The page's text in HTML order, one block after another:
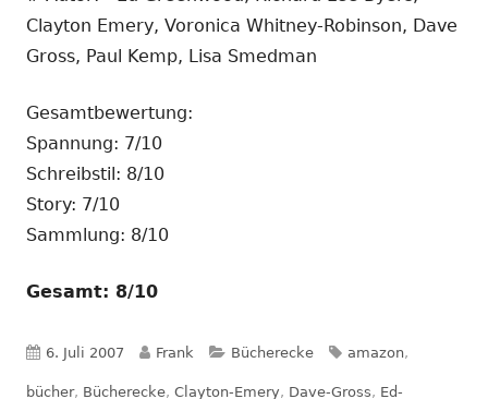
Clayton Emery, Voronica Whitney-Robinson, Dave
Gross, Paul Kemp, Lisa Smedman
Gesamtbewertung:
Spannung: 7/10
Schreibstil: 8/10
Story: 7/10
Sammlung: 8/10
Gesamt: 8/10
Veröffentlicht
am
6. Juli 2007 Autor
Frank Kategorien
Bücherecke Schlagwörter
amazon,
bücher, Bücherecke, Clayton-Emery, Dave-Gross, Ed-